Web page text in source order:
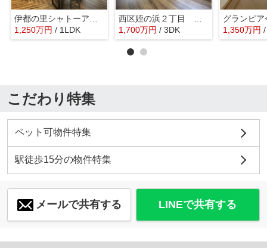
1,250万円 / 1LDK
1,700万円 / 3DK
グランピア
1,350万円
こだわり特集
ペット可物件特集
駅徒歩15分の物件特集
メールで共有する LINEで共有する